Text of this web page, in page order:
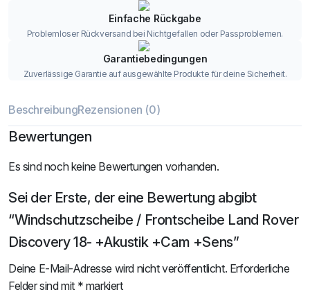
Einfache Rückgabe
Problemloser Rückversand bei Nichtgefallen oder Passproblemen.
Garantiebedingungen
Zuverlässige Garantie auf ausgewählte Produkte für deine Sicherheit.
BeschreibungRezensionen (0)
Bewertungen
Es sind noch keine Bewertungen vorhanden.
Sei der Erste, der eine Bewertung abgibt
“Windschutzscheibe / Frontscheibe Land Rover
Discovery 18- +Akustik +Cam +Sens”
Deine E-Mail-Adresse wird nicht veröffentlicht. Erforderliche
Felder sind mit * markiert